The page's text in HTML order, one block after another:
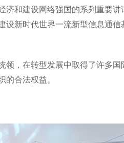
和建设网络强国的系列重要
设新时代世界一流新型信息通
领，在转型发展中取得了许多
的合法权益。